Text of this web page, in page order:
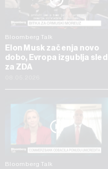
Bloomberg Talk
Elon Musk začenja novo
dobo, Evropa izgublja sled
za ZDA
Bloomberg Talk